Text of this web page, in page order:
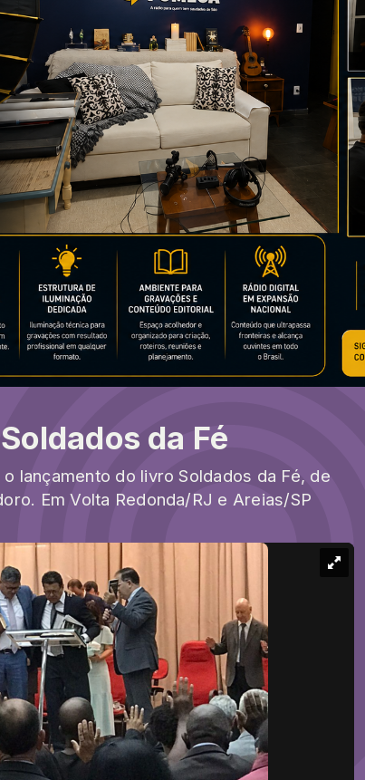
da Fé
lançamento do livro Soldados da Fé, de
Em Volta Redonda/RJ e Areias/SP